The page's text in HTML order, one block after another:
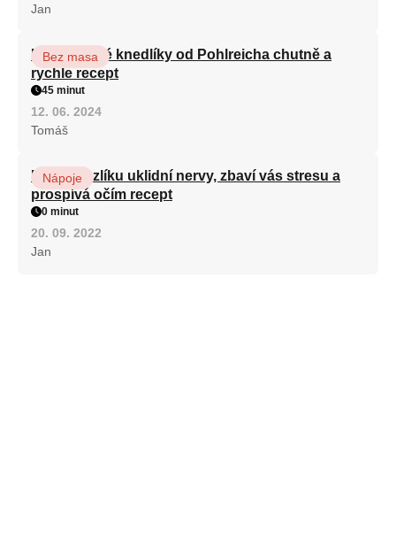
Jan
Karlovarské knedlíky od Pohlreicha chutně a
rychle recept
Bez masa
45 minut
12. 06. 2024
Tomáš
Kořen kozlíku uklidní nervy, zbaví vás stresu a
prospívá očím recept
Nápoje
0 minut
20. 09. 2022
Jan